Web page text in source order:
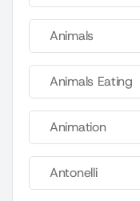
Animals
Animals Eating
Animation
Antonelli